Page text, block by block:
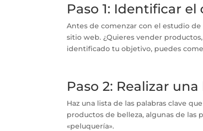
Paso 1: Identificar
Antes de comenzar con el estudio
sitio web. ¿Quieres vender
identificado tu objetivo, puedes
Paso 2: Realizar
Haz una lista de las palabras clave
productos de belleza, algunas de las
«peluquería».